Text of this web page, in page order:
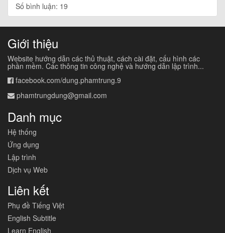
Số bình luận: 19
Giới thiệu
Website hướng dẫn các thủ thuật, cách cài đặt, cấu hình các
phần mềm. Các thông tin công nghệ và hướng dẫn lập trình...
facebook.com/dung.phamtrung.9
phamtrungdung@gmail.com
Danh mục
Hệ thống
Ứng dụng
Lập trình
Dịch vụ Web
Liên kết
Phụ đề Tiếng Việt
English Subtitle
Learn English